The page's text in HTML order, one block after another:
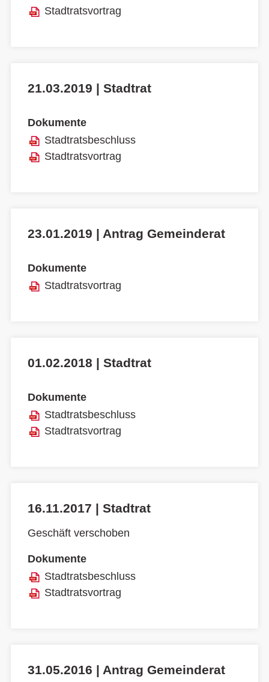
Stadtratsvortrag
21.03.2019 | Stadtrat
Dokumente
Stadtratsbeschluss
Stadtratsvortrag
23.01.2019 | Antrag Gemeinderat
Dokumente
Stadtratsvortrag
01.02.2018 | Stadtrat
Dokumente
Stadtratsbeschluss
Stadtratsvortrag
16.11.2017 | Stadtrat
Geschäft verschoben
Dokumente
Stadtratsbeschluss
Stadtratsvortrag
31.05.2016 | Antrag Gemeinderat